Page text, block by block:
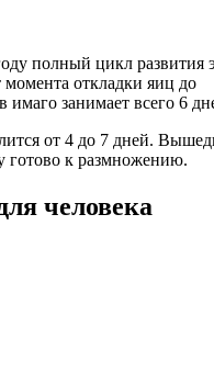
полный цикл развития
момента откладки яиц до
имаго занимает всего 6
от 4 до 7 дней.
готово к размножению.
человека